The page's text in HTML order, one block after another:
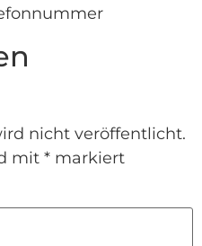
nicht veröffentlicht.
mit * markiert